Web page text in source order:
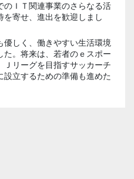
のＩＴ関連事業のさらなる活
寄せ、進出を歓迎しまし
優しく、働きやすい生活環境
。将来は、若者のｅスポー
Ｊリーグを目指すサッカーチ
設立するための準備も進めた